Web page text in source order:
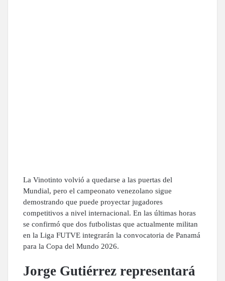
La Vinotinto volvió a quedarse a las puertas del
Mundial, pero el campeonato venezolano sigue
demostrando que puede proyectar jugadores
competitivos a nivel internacional. En las últimas horas
se confirmó que dos futbolistas que actualmente militan
en la Liga FUTVE integrarán la convocatoria de Panamá
para la Copa del Mundo 2026.
Jorge Gutiérrez representará